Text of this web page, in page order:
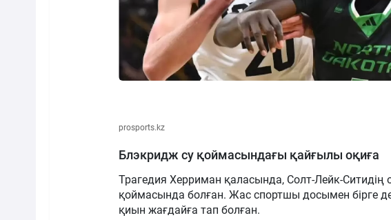
prosports.kz
Блэкридж су қоймасындағы қайғылы оқиға
Трагедия Херриман қаласында, Солт-Лейк-Ситидің
қоймасында болған. Жас спортшы досымен бірге
қиын жағдайға тап болған.